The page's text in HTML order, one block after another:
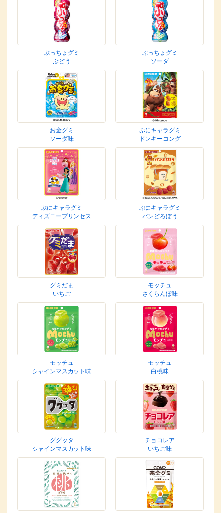
ぷっちょグミ
ぶどう
ぷっちょグミ
ソーダ
お金グミ
ソーダ味
ぷにキャラグミ
ドンキーコング
ぷにキャラグミ
ディズニープリンセス
ぷにキャラグミ
パンどろぼう
グミだま
いちご
モッチュ
さくらんぼ味
モッチュ
シャインマスカット味
モッチュ
白桃味
ググッタ
シャインマスカット味
チョコレア
いちご味